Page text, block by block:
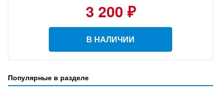
3 200 ₽
В НАЛИЧИИ
Популярные в разделе